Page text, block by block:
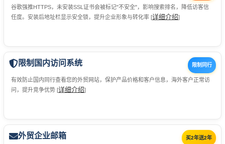
谷歌强推HTTPS，未安装SSL证书会被标记"不安全"，影响搜索排名，降低访客信
任度。安装后地址栏显示安全锁，提升企业形象与转化率 [详细介绍]
限制同行
限制国内访问系统
有效防止国内同行查看您的外贸网站，保护产品价格和客户信息，海外客户正常访
问，提升竞争优势 [详细介绍]
买2年送2年
外贸企业邮箱